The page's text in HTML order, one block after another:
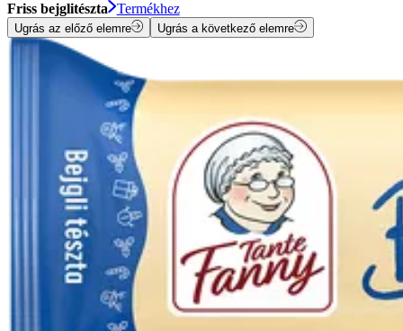
Friss bejglitészta
Termékhez
Ugrás az előző elemre Ugrás a következő elemre